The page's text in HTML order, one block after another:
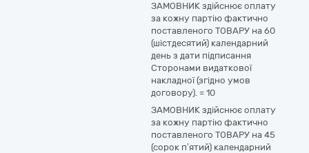
ЗАМОВНИК здійснює оплату
за кожну партію фактично
поставленого ТОВАРУ на 60
(шістдесятий) календарний
день з дати підписання
Сторонами видаткової
накладної (згідно умов
договору).= 10
ЗАМОВНИК здійснює оплату
за кожну партію фактично
поставленого ТОВАРУ на 45
(сорок п’ятий) календарний